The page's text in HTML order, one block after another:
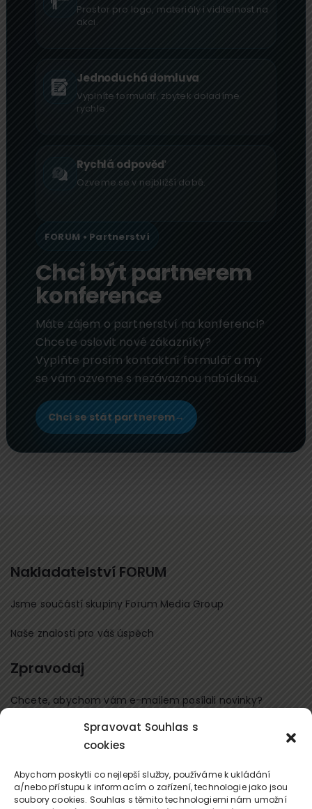
Spravovat Souhlas s
cookies
Abychom poskytli co nejlepší služby, používáme k ukládání
a/nebo přístupu k informacím o zařízení, technologie jako jsou
soubory cookies. Souhlas s těmito technologiemi nám umožní
FORUM • Partnerství
Chci být partnerem
konference
Máte zájem o partnerství na konferenci?
Chcete oslovit nové zákazníky?
Vyplňte prosím kontaktní formulář a my
se vám ozveme s nezávaznou nabídkou.
Chci se stát partnerem→
Prostor pro logo, materiály i viditelnost na
akci.
Jednoduchá domluva
Vyplníte formulář, zbytek doladíme
rychle.
Rychlá odpověď
Ozveme se v nejbližší době.
Nakladatelství FORUM
Jsme součástí skupiny Forum Media Group
Naše znalosti pro váš úspěch
Zpravodaj
Chcete, abychom vám e-mailem posílali novinky?
Přihlaste se k odběru
Kontaktujte nás
office@forum-media.cz